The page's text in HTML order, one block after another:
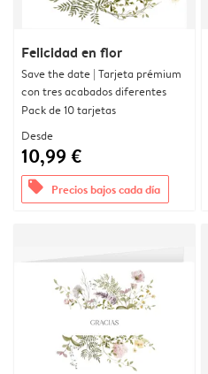
Felicidad en flor
Save the date | Tarjeta prémium
con tres acabados diferentes
Pack de 10 tarjetas
Desde
10,99 €
offers Precios bajos cada día